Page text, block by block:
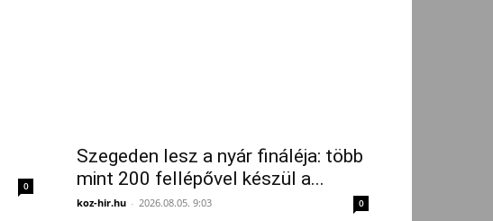
0
Szegeden lesz a nyár fináléja: több
mint 200 fellépővel készül a...
koz-hir.hu - 2026.08.05. 9:03 0